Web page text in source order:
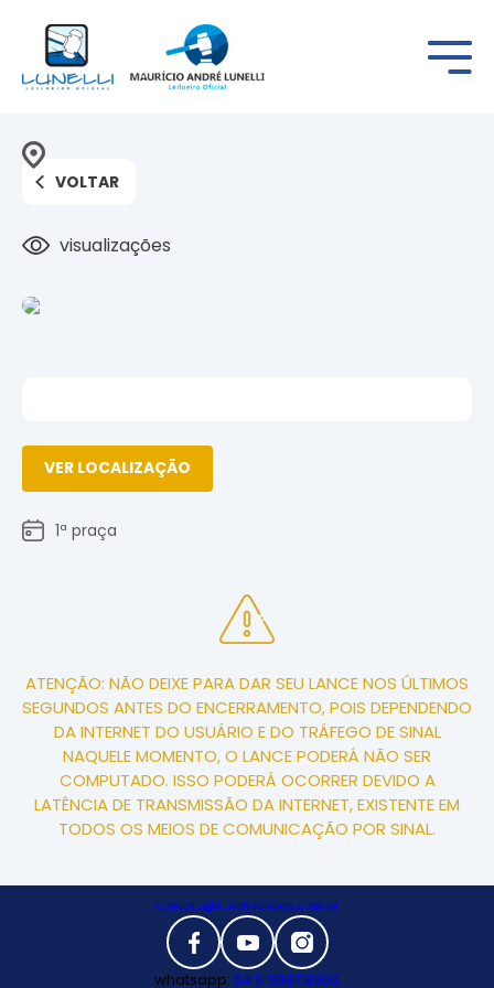
VOLTAR
visualizações
VER LOCALIZAÇÃO
1ª praça
ATENÇÃO: NÃO DEIXE PARA DAR SEU LANCE NOS ÚLTIMOS
SEGUNDOS ANTES DO ENCERRAMENTO, POIS DEPENDENDO
DA INTERNET DO USUÁRIO E DO TRÁFEGO DE SINAL
NAQUELE MOMENTO, O LANCE PODERÁ NÃO SER
COMPUTADO. ISSO PODERÁ OCORRER DEVIDO A
LATÊNCIA DE TRANSMISSÃO DA INTERNET, EXISTENTE EM
TODOS OS MEIOS DE COMUNICAÇÃO POR SINAL.
contato@lunellileiloes.com.br
whatsapp: 54 9 9987.8966